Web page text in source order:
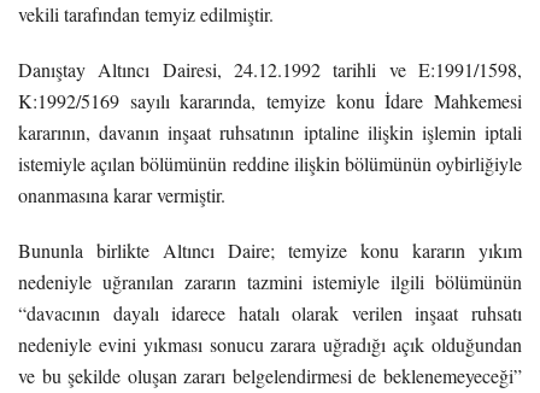
vekili tarafından temyiz edilmiştir.
Danıştay Altıncı Dairesi, 24.12.1992 tarihli ve E:1991/1598,
K:1992/5169 sayılı kararında, temyize konu İdare Mahkemesi
kararının, davanın inşaat ruhsatının iptaline ilişkin işlemin iptali
istemiyle açılan bölümünün reddine ilişkin bölümünün oybirliğiyle
onanmasına karar vermiştir.
Bununla birlikte Altıncı Daire; temyize konu kararın yıkım
nedeniyle uğranılan zararın tazmini istemiyle ilgili bölümünün
“davacının dayalı idarece hatalı olarak verilen inşaat ruhsatı
nedeniyle evini yıkması sonucu zarara uğradığı açık olduğundan
ve bu şekilde oluşan zararı belgelendirmesi de beklenemeyeceği”